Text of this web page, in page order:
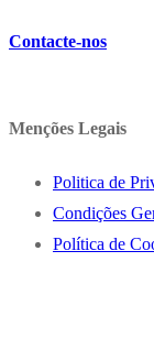
Contacte-nos
Menções Legais
Politica de
Condições
Política de